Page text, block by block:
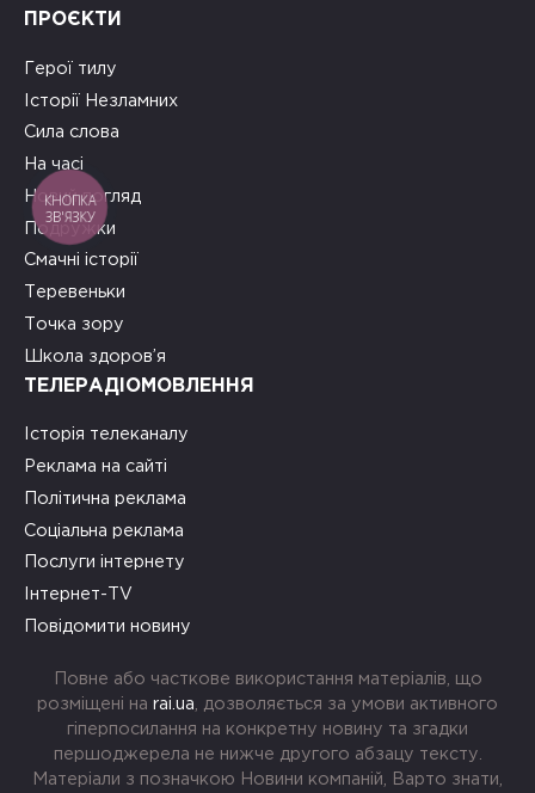
ПРОЄКТИ
Герої тилу
Історії Незламних
Сила слова
На часі
Новий погляд
Подружки
Смачні історії
Теревеньки
Точка зору
Школа здоров’я
ТЕЛЕРАДІОМОВЛЕННЯ
Історія телеканалу
Реклама на сайті
Політична реклама
Соціальна реклама
Послуги інтернету
Інтернет-TV
Повідомити новину
Повне або часткове використання матеріалів, що
розміщені на rai.ua , дозволяється за умови активного
гіперпосилання на конкретну новину та згадки
першоджерела не нижче другого абзацу тексту.
Матеріали з позначкою Новини компаній, Варто знати,
КНОПКА
ЗВ'ЯЗКУ